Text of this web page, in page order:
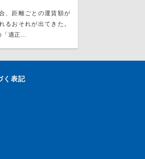
、距離ごとの運賃額が
るおそれが出てきた。
適正...
く表記